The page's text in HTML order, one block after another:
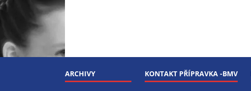
ARCHIVY KONTAKT PŘÍPRAVKA -BMV